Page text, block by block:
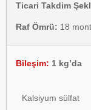
Ticari Takdim
Raf Ömrü: 18
Bileşim: 1 kg’da
Kalsiyum sülfat